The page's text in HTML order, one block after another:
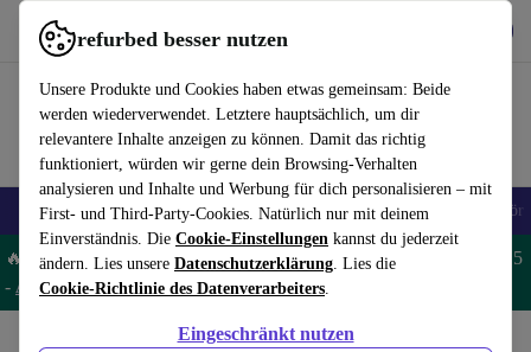
refurbed besser nutzen
Unsere Produkte und Cookies haben etwas gemeinsam: Beide
werden wiederverwendet. Letztere hauptsächlich, um dir
relevantere Inhalte anzeigen zu können. Damit das richtig
funktioniert, würden wir gerne dein Browsing-Verhalten
analysieren und Inhalte und Werbung für dich personalisieren – mit
First- und Third-Party-Cookies. Natürlich nur mit deinem
Einverständnis. Die Cookie-Einstellungen kannst du jederzeit
ändern. Lies unsere Datenschutzerklärung. Lies die
Cookie-Richtlinie des Datenverarbeiters.
Eingeschränkt nutzen
refurbed schnell und einfach nutzen
🎒 Back to school Handys Laptops Tablets Smartwatches Zubehör
🔥 Spare 5% EXTRA auf MacBooks und iPads – Code: MACPAD5
- AGB
Laptops Dell Laptops